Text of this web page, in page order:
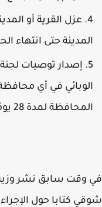
عزل القرية أو
حتى انتهاء
إصدار توصيات لجنة
في أي محافظة
لمدة 28 يومًا على الأقل.
وقت سابق نشر وزير
كتابا حول الإجراءات